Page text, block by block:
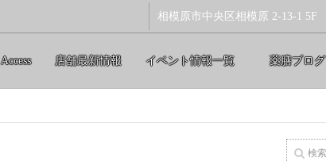
相模原市中央区相模原 2-13-1 5F
Access 店舗最新情報 イベント情報一覧 薬膳ブログ